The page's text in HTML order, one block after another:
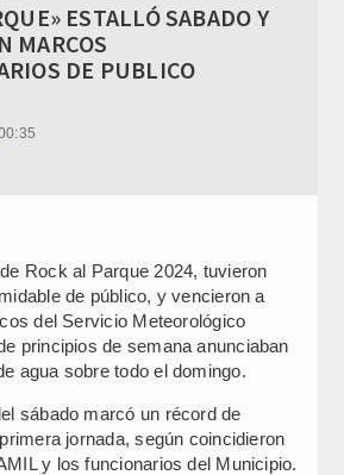
ESTALLÓ SABADO Y
MARCOS
DE PUBLICO
Rock al Parque 2024, tuvieron
de público, y vencieron a
del Servicio Meteorológico
principios de semana anunciaban
agua sobre todo el domingo.
sábado marcó un récord de
jornada, según coincidieron
y los funcionarios del Municipio.